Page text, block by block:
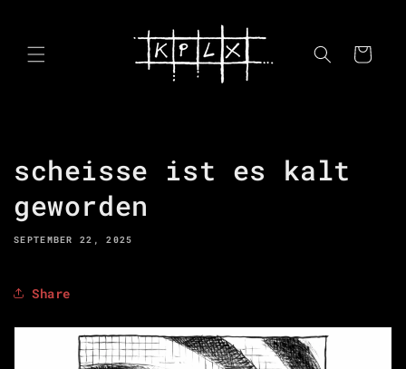
Cart
scheisse ist es kalt
geworden
SEPTEMBER 22, 2025
Share